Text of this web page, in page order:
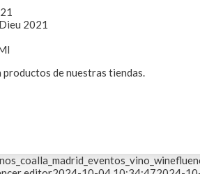
2021
productos de nuestras tiendas.